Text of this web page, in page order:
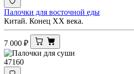
Палочки для восточной еды
Китай. Конец ХХ века.
7 000 ₽
47160